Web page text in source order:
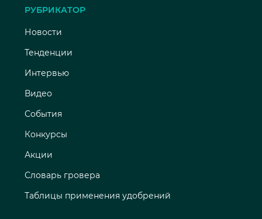
РУБРИКАТОР
Новости
Тенденции
Интервью
Видео
События
Конкурсы
Акции
Словарь гровера
Таблицы применения удобрений